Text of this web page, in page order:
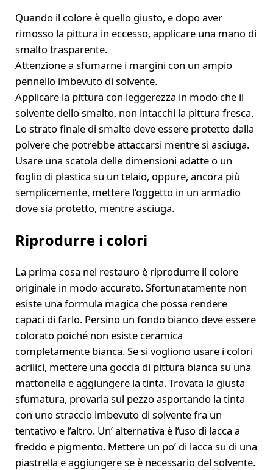
Quando il colore è quello giusto, e dopo aver
rimosso la pittura in eccesso, applicare una mano di
smalto trasparente.
Attenzione a sfumarne i margini con un ampio
pennello imbevuto di solvente.
Applicare la pittura con leggerezza in modo che il
solvente dello smalto, non intacchi la pittura fresca.
Lo strato finale di smalto deve essere protetto dalla
polvere che potrebbe attaccarsi mentre si asciuga.
Usare una scatola delle dimensioni adatte o un
foglio di plastica su un telaio, oppure, ancora più
semplicemente, mettere l’oggetto in un armadio
dove sia protetto, mentre asciuga.
Riprodurre i colori
La prima cosa nel restauro è riprodurre il colore
originale in modo accurato. Sfortunatamente non
esiste una formula magica che possa rendere
capaci di farlo. Persino un fondo bianco deve essere
colorato poiché non esiste ceramica
completamente bianca. Se si vogliono usare i colori
acrilici, mettere una goccia di pittura bianca su una
mattonella e aggiungere la tinta. Trovata la giusta
sfumatura, provarla sul pezzo asportando la tinta
con uno straccio imbevuto di solvente fra un
tentativo e l’altro. Un’ alternativa è l’uso di lacca a
freddo e pigmento. Mettere un po’ di lacca su di una
piastrella e aggiungere se è necessario del solvente.